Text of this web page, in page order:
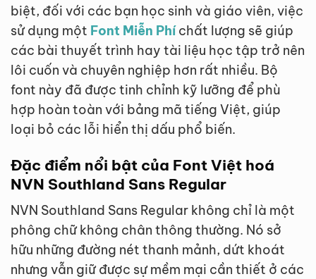
biệt, đối với các bạn học sinh và giáo viên, việc
sử dụng một Font Miễn Phíchất lượng sẽ giúp
các bài thuyết trình hay tài liệu học tập trở nên
lôi cuốn và chuyên nghiệp hơn rất nhiều. Bộ
font này đã được tinh chỉnh kỹ lưỡng để phù
hợp hoàn toàn với bảng mã tiếng Việt, giúp
loại bỏ các lỗi hiển thị dấu phổ biến.
Đặc điểm nổi bật của Font Việt hoá
NVN Southland Sans Regular
NVN Southland Sans Regular không chỉ là một
phông chữ không chân thông thường. Nó sở
hữu những đường nét thanh mảnh, dứt khoát
nhưng vẫn giữ được sự mềm mại cần thiết ở các